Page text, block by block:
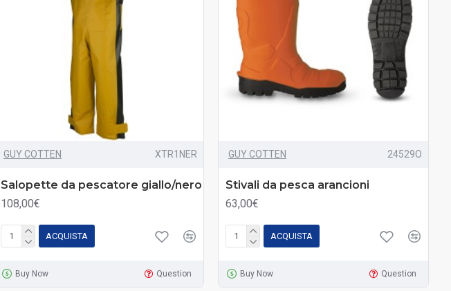
GUY COTTEN XTR1NER
Salopette da pescatore giallo/nero
108,00€
ACQUISTA
Buy Now Question
GUY COTTEN 24529O
Stivali da pesca arancioni
63,00€
ACQUISTA
Buy Now Question